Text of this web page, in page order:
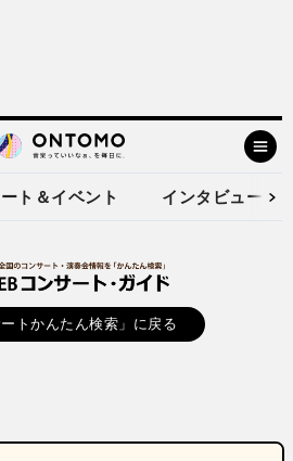
ト＆イベント インタビュー
トかんたん検索」に戻る